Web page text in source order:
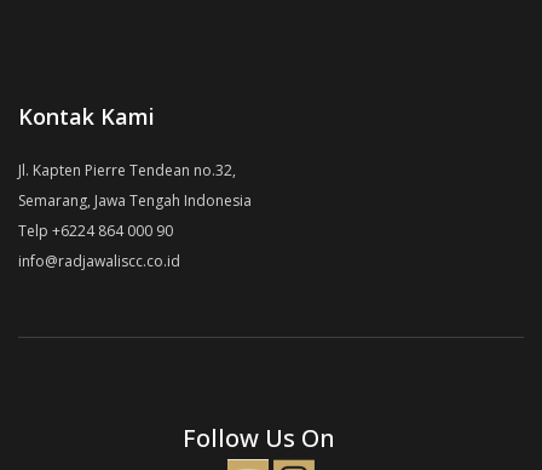
Kontak Kami
Jl. Kapten Pierre Tendean no.32,
Semarang, Jawa Tengah Indonesia
Telp +6224 864 000 90
info@radjawaliscc.co.id
Follow Us On